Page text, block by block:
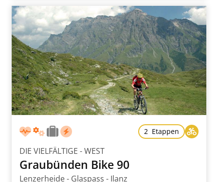
2 Etappen
DIE VIELFÄLTIGE - WEST
Graubünden Bike 90
Lenzerheide - Glaspass - Ilanz